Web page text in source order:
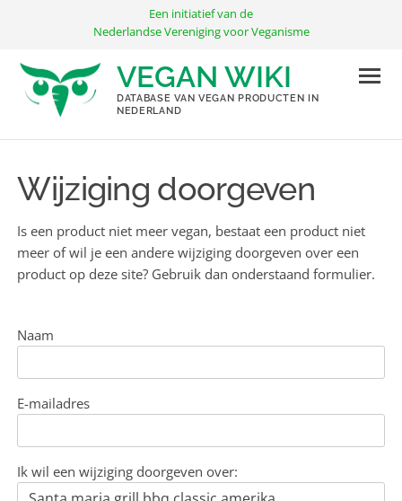
inhoud
Een initiatief van de
Nederlandse Vereniging voor Veganisme
VEGAN WIKI
DATABASE VAN VEGAN PRODUCTEN IN
NEDERLAND
Wijziging doorgeven
Is een product niet meer vegan, bestaat een product niet
meer of wil je een andere wijziging doorgeven over een
product op deze site? Gebruik dan onderstaand formulier.
Naam
E-mailadres
Ik wil een wijziging doorgeven over: